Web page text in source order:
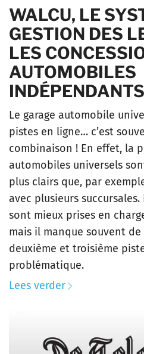
WALCU, LE
GESTION DES
LES
AUTOMOBILES
Le garage automobile
pistes en ligne… c’est
combinaison ! En effet, la
automobiles universels
plus clairs que, par
avec plusieurs
sont mieux prises en
mais il manque souvent
deuxième et troisième
problématique.
Lees verder